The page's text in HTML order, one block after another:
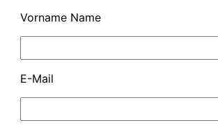
Vorname Name
E-Mail